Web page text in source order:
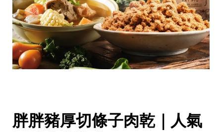
胖胖豬厚切條子肉乾｜人氣